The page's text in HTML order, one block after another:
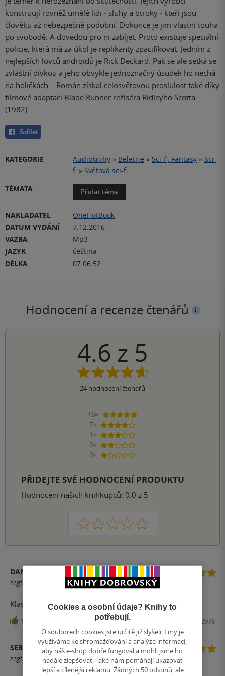
konstruují rovněž umělé lidi ‒ sluhy a otroky ‒ kteří jsou
člověku až nebezpečně podobní. Dokonce je jim vlastní touha
po svobodě. A dovedou pro ni zabíjet. Proto existuje speciální
policie, která má za úkol je replikanty zpacifikovat. Jedním z
nejlepších lovců androidů je Rick Deckard. Pak se ale setká se
zvláštní dívkou a jeho obvykle jednoznačný úsudek ho nechá
na holičkách… Román získal celosvětovou proslulost také díky
filmové adaptaci Blade Runner režiséra Ridleyho Scotta
(1982).
Sdílet
KATEGORIE Audioknihy » Beletrie » Sci-fi, Fantasy » Sci-
fi » Světová sci-fi
TÉMATA
Přidat téma
NAKLADATEL
OneHotBook
DATUM VYDÁNÍ
7.12.2016
VAZBA
Mp3
JAZYK
čeština
DÉLKA
07:06:52
Hodnocení a recenze čtenářů
4.6 z 5
24 hodnocení čtenářů
16×
5 hvězdiček
7×
4 hvězdičky
1×
3 hvězdičky
0×
2 hvězdičky
0×
1 hvezdička
PŘIDEJTE SVÉ HODNOCENÍ PRODUKTU
Hodnocení našich knihkupců: 0.0 z 5
1 2 3 4 5
DANIEL SCARDONI
registrovaný uživatel
Klasika žánru, nebudete litovat!
138 Kniha, Argo, 2017, 9788025722978
SEBASTIAN
registrovaný uživatel
Cookies a osobní údaje? Knihy to
potřebují.
O souborech cookies jste určitě již slyšeli. I my je
využíváme ke shromažďování a analýze informací,
aby náš e-shop dobře fungoval a mohli jsme ho
nadále zlepšovat. Také nám pomáhají ukazovat
lepší a cílenější reklamu. Žádných 50 odstínů, ale